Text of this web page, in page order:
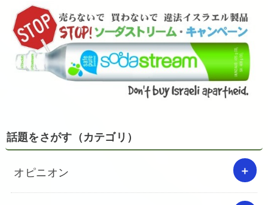
話題をさがす（カテゴリ）
オピニオン